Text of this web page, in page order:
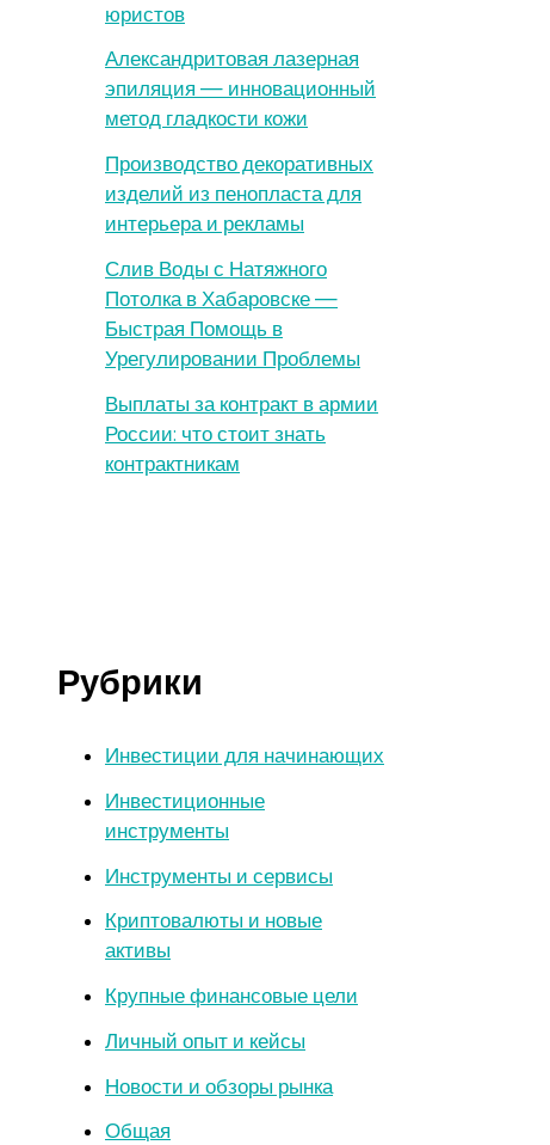
юристов
Александритовая лазерная
эпиляция — инновационный
метод гладкости кожи
Производство декоративных
изделий из пенопласта для
интерьера и рекламы
Слив Воды с Натяжного
Потолка в Хабаровске —
Быстрая Помощь в
Урегулировании Проблемы
Выплаты за контракт в армии
России: что стоит знать
контрактникам
Рубрики
Инвестиции для начинающих
Инвестиционные
инструменты
Инструменты и сервисы
Криптовалюты и новые
активы
Крупные финансовые цели
Личный опыт и кейсы
Новости и обзоры рынка
Общая